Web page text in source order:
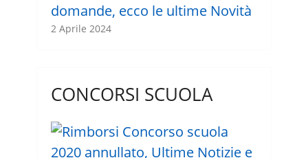
domande, ecco le ultime Novità
2 Aprile 2024
CONCORSI SCUOLA